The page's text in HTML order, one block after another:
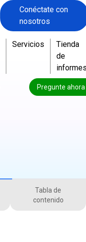
Conéctate con
nosotros
Servicios
Tienda
de
Pregunte ahora
Tabla de
contenido